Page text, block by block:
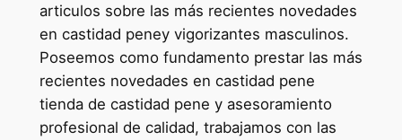
articulos sobre las más recientes novedades
en castidad peney vigorizantes masculinos.
Poseemos como fundamento prestar las más
recientes novedades en castidad pene
tienda de castidad pene y asesoramiento
profesional de calidad, trabajamos con las